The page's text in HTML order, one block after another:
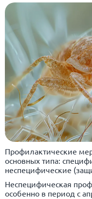
Профилактические
основных типа:
неспецифические
Неспецифическая
особенно в период с